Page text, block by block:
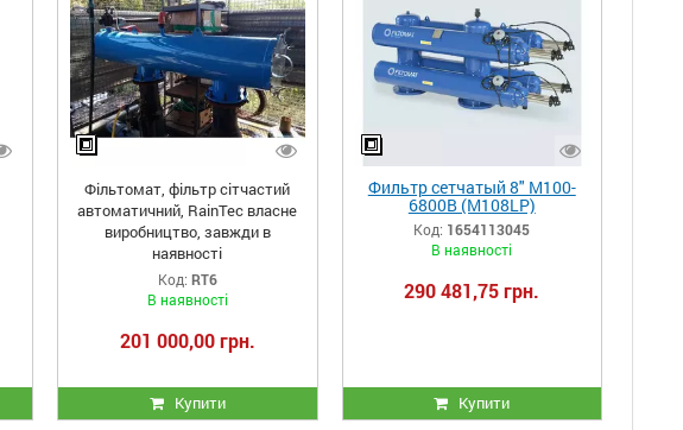
Фільтомат, фільтр сітчастий
автоматичний, RainTec власне
виробництво, завжди в
наявності
Код: RT6
В наявності
201 000,00 грн.
Купити
Фильтр сетчатый 8" M100-
6800B (M108LP)
автоматический Фильтомат
Filtomat Amiad с
электронным управлением
Код: 1654113045
В наявності
290 481,75 грн.
Купити